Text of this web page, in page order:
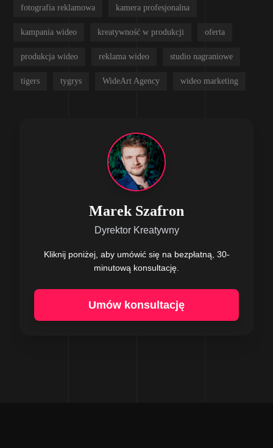
fotografia reklamowa kamera profesjonalna
kampania wideo kreatywność w produkcji oferta
produkcja wideo reklama wideo studio nagraniowe
tigers tygrys WideArt Agency wideo marketing
Marek Szafron
Dyrektor Kreatywny
Kliknij poniżej, aby umówić się na bezpłatną, 30-
minutową konsultację.
Umów konsultację